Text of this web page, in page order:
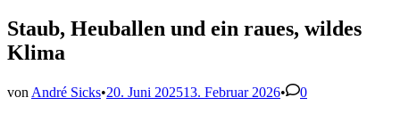
Staub, Heuballen und ein raues, wildes
Klima
von André Sicks•20. Juni 202513. Februar 2026• 0